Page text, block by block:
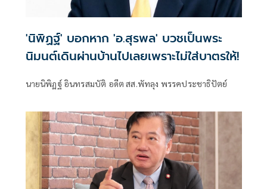
'นิพิฏฐ์' บอกหาก 'อ.สุรพล' บวชเป็นพระ
นิมนต์เดินผ่านบ้านไปเลยเพราะไม่ใส่บาตรให้!
นายนิพิฏฐ์ อินทรสมบัติ อดีต สส.พัทลุง พรรคประชาธิปัตย์